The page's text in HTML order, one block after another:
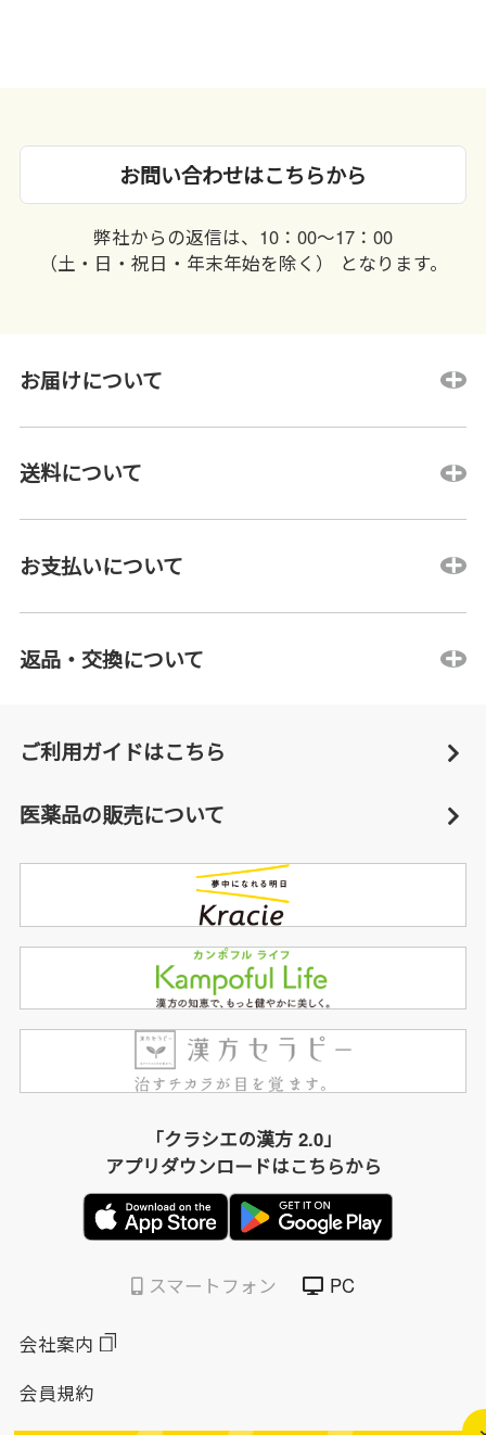
お問い合わせはこちらから
弊社からの返信は、10：00〜17：00
（土・日・祝日・年末年始を除く） となります。
お届けについて
送料について
お支払いについて
返品・交換について
ご利用ガイドはこちら
医薬品の販売について
「クラシエの漢方 2.0」
アプリダウンロードはこちらから
スマートフォン PC
会社案内
会員規約